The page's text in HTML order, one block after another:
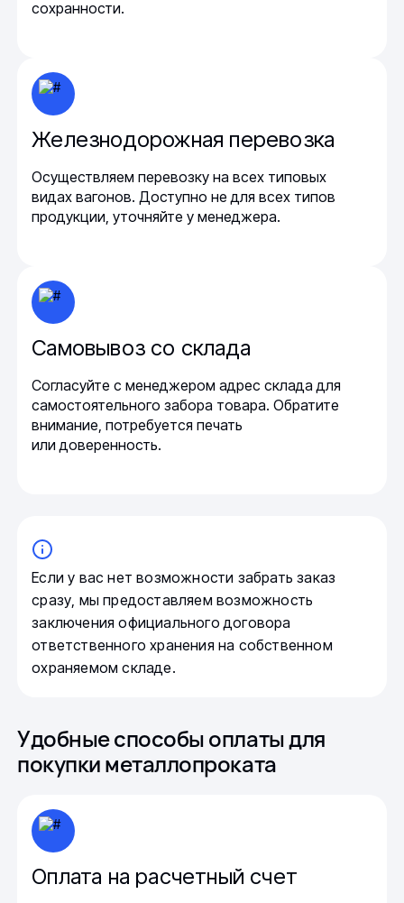
сохранности.
Железнодорожная перевозка
Осуществляем перевозку на всех типовых
видах вагонов. Доступно не для всех типов
продукции, уточняйте у менеджера.
Самовывоз со склада
Согласуйте с менеджером адрес склада для
самостоятельного забора товара. Обратите
внимание, потребуется печать
или доверенность.
Если у вас нет возможности забрать заказ
сразу, мы предоставляем возможность
заключения официального договора
ответственного хранения на собственном
охраняемом складе.
Удобные способы оплаты для
покупки металлопроката
Оплата на расчетный счет